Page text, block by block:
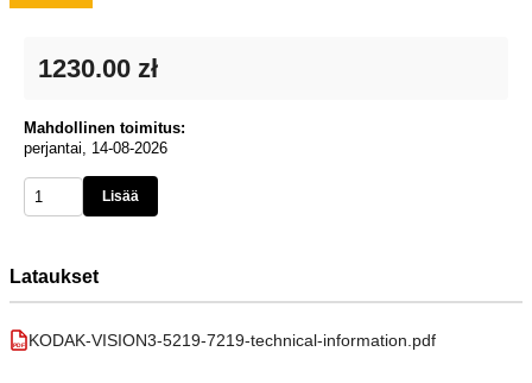
1230.00 zł
Mahdollinen toimitus:
perjantai, 14-08-2026
Lisää
Lataukset
PDF KODAK-VISION3-5219-7219-technical-information.pdf